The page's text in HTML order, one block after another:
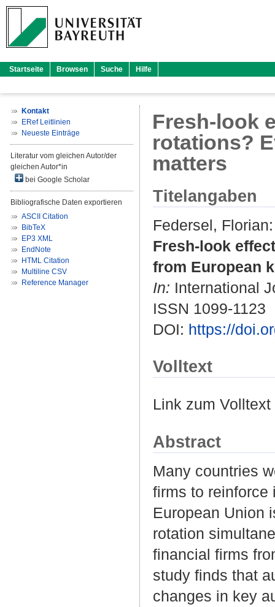
Startseite Browsen Suche Hilfe
Kontakt
ERef Leitlinien
Neueste Einträge
Literatur vom gleichen Autor/der
gleichen Autor*in
bei Google Scholar
Bibliografische Daten exportieren
ASCII Citation
BibTeX
EP3 XML
EndNote
HTML Citation
Multiline CSV
Reference Manager
Fresh‐look
rotations?
matters
Titelangaben
Federsel, Florian:
Fresh‐look
from European
In: International
ISSN 1099-1123
DOI: https://
Volltext
Link zum
Abstract
Many countries
firms to reinforce
European Union
rotation
financial firms
study finds that
changes in key